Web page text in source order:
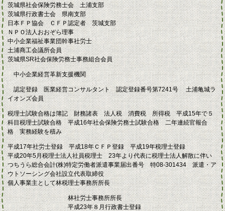
茨城県社会保険労務士会 土浦支部
茨城県行政書士会 県南支部
日本ＦＰ協会 ＣＦＰ認定者 茨城支部
ＮＰＯ法人おおぞら理事
中小企業福祉事業団幹事社労士
土浦商工会議所会員
茨城県SR社会保険労務士事務組合会員
中小企業経営革新支援機関
認定登録 医業経営コンサルタント 認定登録番号第7241号 土浦亀城ラ
イオンズ会員
税理士試験合格は簿記 財務諸表 法人税 消費税 所得税 平成15年で５
科目税理士試験合格 平成16年社会保険労務士試験合格 二年連続官報合
格 実務経験を積み
平成17年社労士登録 平成18年ＣＦＰ登録 平成19年税理士登録
平成20年5月税理士法人社員税理士 23年より代表に税理士法人解散に伴い
つちうら総合会計(株)特定労働者派遣事業届出番号 特08-301434 派遣・ア
ウトソーシング会社設立代表取締役
個人事業主として林税理士事務所所長
林社労士事務所所長
平成23年８月行政書士登録